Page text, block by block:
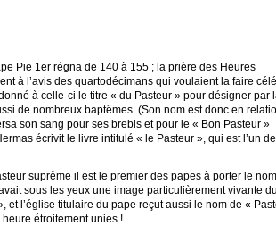
Pie 1er régna de 140 à 155 ; la prière des Heures
à l’avis des quartodécimans qui voulaient la faire
à celle-ci le titre « du Pasteur » pour désigner par
de nombreux baptêmes. (Son nom est donc en
son sang pour ses brebis et pour le « Bon Pasteur »
écrivit le livre intitulé « le Pasteur », qui est l’un
suprême il est le premier des papes à porter le
sous les yeux une image particulièrement vivante du
et l’église titulaire du pape reçut aussi le nom de «
étroitement unies !